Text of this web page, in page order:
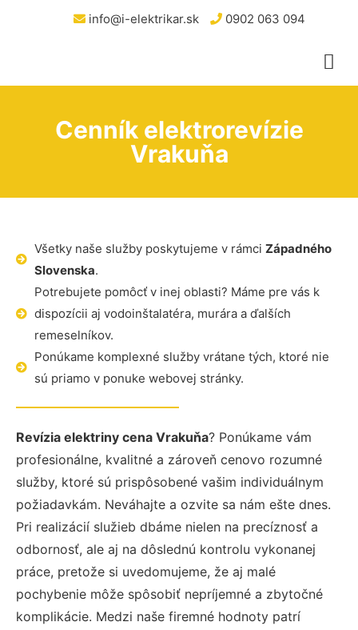
info@i-elektrikar.sk 0902 063 094
Cenník elektrorevízie
Vrakuňa
Všetky naše služby poskytujeme v rámci Západného
Slovenska.
Potrebujete pomôcť v inej oblasti? Máme pre vás k
dispozícii aj vodoinštalatéra, murára a ďalších
remeselníkov.
Ponúkame komplexné služby vrátane tých, ktoré nie
sú priamo v ponuke webovej stránky.
Revízia elektriny cena Vrakuňa? Ponúkame vám
profesionálne, kvalitné a zároveň cenovo rozumné
služby, ktoré sú prispôsobené vašim individuálnym
požiadavkám. Neváhajte a ozvite sa nám ešte dnes.
Pri realizácií služieb dbáme nielen na precíznosť a
odbornosť, ale aj na dôslednú kontrolu vykonanej
práce, pretože si uvedomujeme, že aj malé
pochybenie môže spôsobiť nepríjemné a zbytočné
komplikácie. Medzi naše firemné hodnoty patrí